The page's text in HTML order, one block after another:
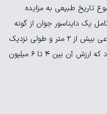
تاریخ طبیعی به مزایده
یک دایناسور جوان از گونه
با ارتفاعی بیش از 2 متر و طولی نزدیک
به 3 متر نیز به نمایش گذاشته می‌شود که ارزش آن بین 4 تا 6 میلیون